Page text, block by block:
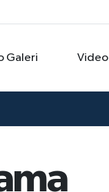
Galeri Video